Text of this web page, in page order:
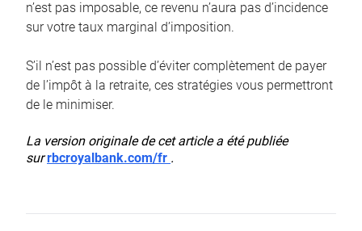
n’est pas imposable, ce revenu n’aura pas d’incidence
sur votre taux marginal d’imposition.
S’il n’est pas possible d’éviter complètement de payer
de l’impôt à la retraite, ces stratégies vous permettront
de le minimiser.
La version originale de cet article a été publiée
surrbcroyalbank.com/fr .